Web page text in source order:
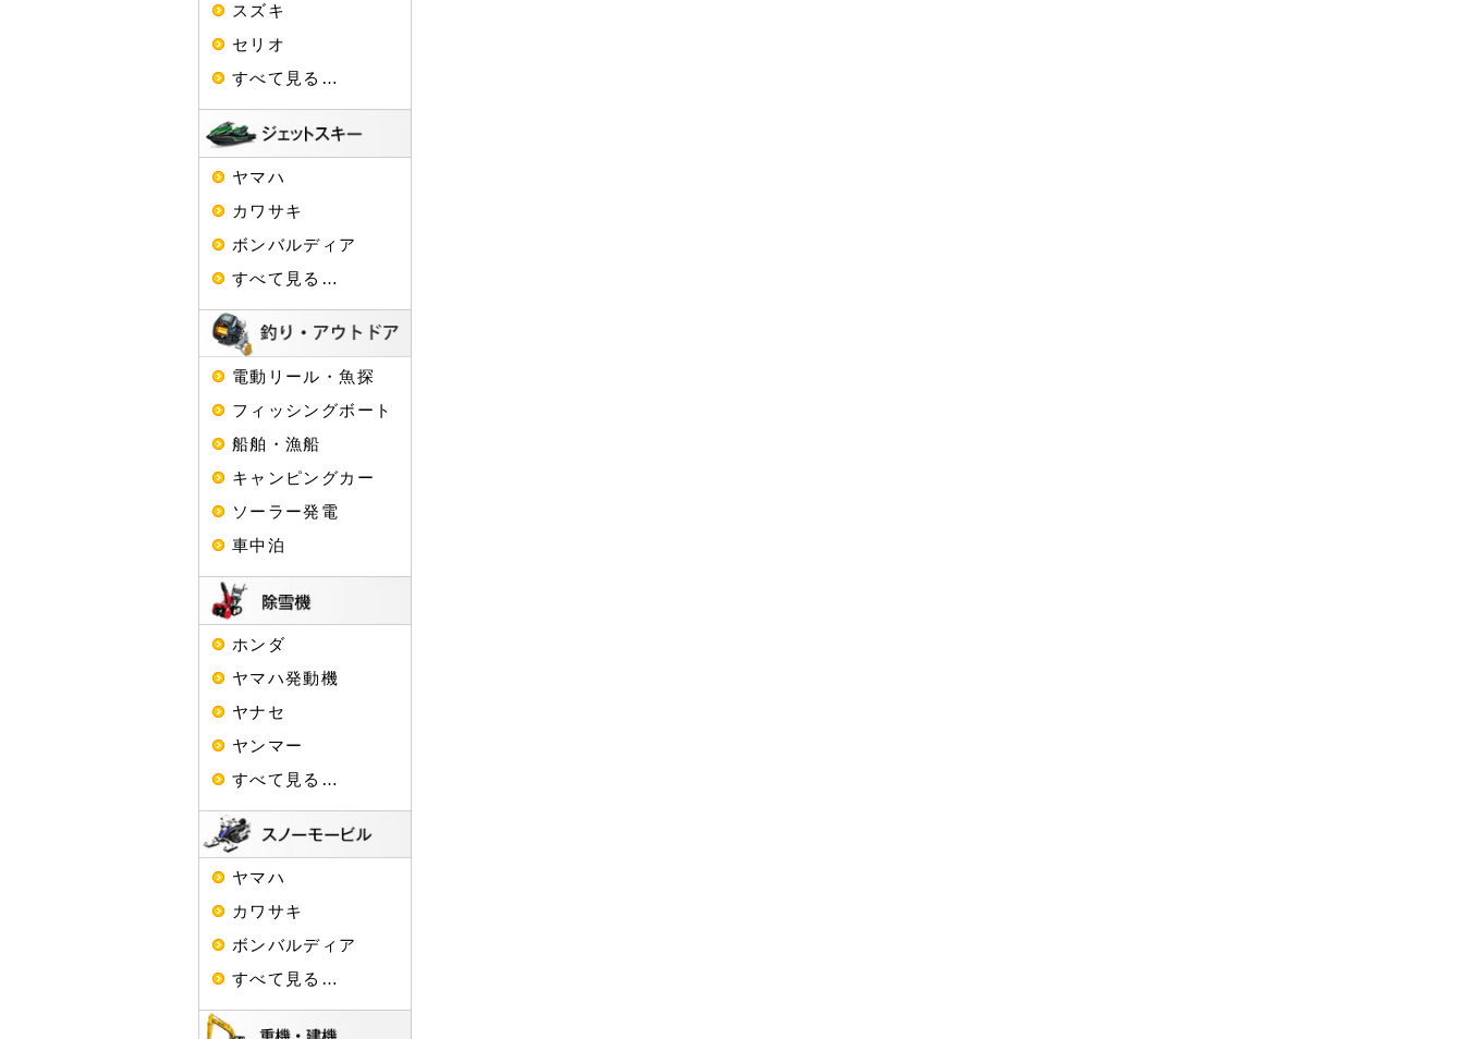
スズキ
セリオ
すべて見る…
ヤマハ
カワサキ
ボンバルディア
すべて見る…
電動リール・魚探
フィッシングボート
船舶・漁船
キャンピングカー
ソーラー発電
車中泊
ホンダ
ヤマハ発動機
ヤナセ
ヤンマー
すべて見る…
ヤマハ
カワサキ
ボンバルディア
すべて見る…